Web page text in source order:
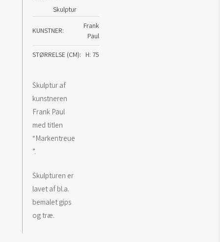
Skulptur
KUNSTNER
Frank
Paul
STØRRELSE (CM) H: 75
Skulptur af
kunstneren
Frank Paul
med titlen
“Markentreue
”.
Skulpturen er
lavet af bl.a.
bemalet gips
og træ.